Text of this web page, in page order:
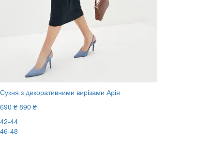
Сукня з декоративними вирізами Арія
690 ₴ 890 ₴
42-44
46-48